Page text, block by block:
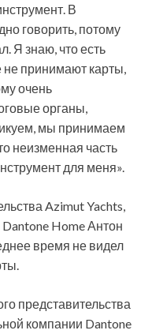
В
говорить, потому
Я знаю, что есть
принимают карты,
очень
органы,
мы принимаем
неизменная часть
для меня».
Azimut Yachts,
Home Антон
время не видел
представительства
компании Dantone